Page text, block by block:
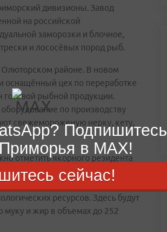
дивизионы. Завод
на российской
заморозки и блочное,
и лососёвых пород рыб.
районе. В новом
оснащённый цех по переработке
рыбной продукции.
по производству
свежемороженую нерку, кету,
отметить якорного резидента
организации выпуска
современного
ресурсов. Здесь будут
и жир в объемах до 252
в MAX!
сейчас!